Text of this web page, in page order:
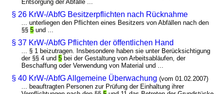
Entsorgung der Abfälle ...
§ 26 KrW-/AbfG Besitzerpflichten nach Rücknahme
... unterliegen den Pflichten eines Besitzers von Abfällen nach den
§§5 und ...
§ 37 KrW-/AbfG Pflichten der öffentlichen Hand
... § 1 beizutragen. Insbesondere haben sie unter Berücksichtigung
der §§ 4 und5 bei der Gestaltung von Arbeitsabläufen, der
Beschaffung oder Verwendung von Material und ...
§ 40 KrW-/AbfG Allgemeine Überwachung (vom 01.02.2007)
... beauftragten Personen zur Prüfung der Einhaltung ihrer